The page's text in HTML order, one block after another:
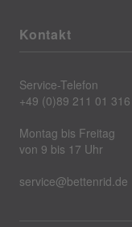
Kontakt
Service-Telefon
+49 (0)89 211 01 316
Montag bis Freitag
von 9 bis 17 Uhr
service@bettenrid.de